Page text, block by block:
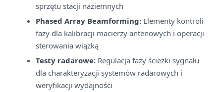
sprzętu stacji naziemnych
Phased Array Beamforming: Elementy kontroli
fazy dla kalibracji macierzy antenowych i operacji
sterowania wiązką
Testy radarowe: Regulacja fazy ścieżki sygnału
dla charakteryzacji systemów radarowych i
weryfikacji wydajności